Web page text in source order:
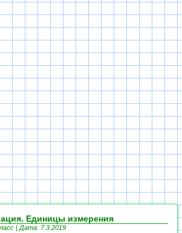
Единицы измерения
| Дата: 7.3.2019